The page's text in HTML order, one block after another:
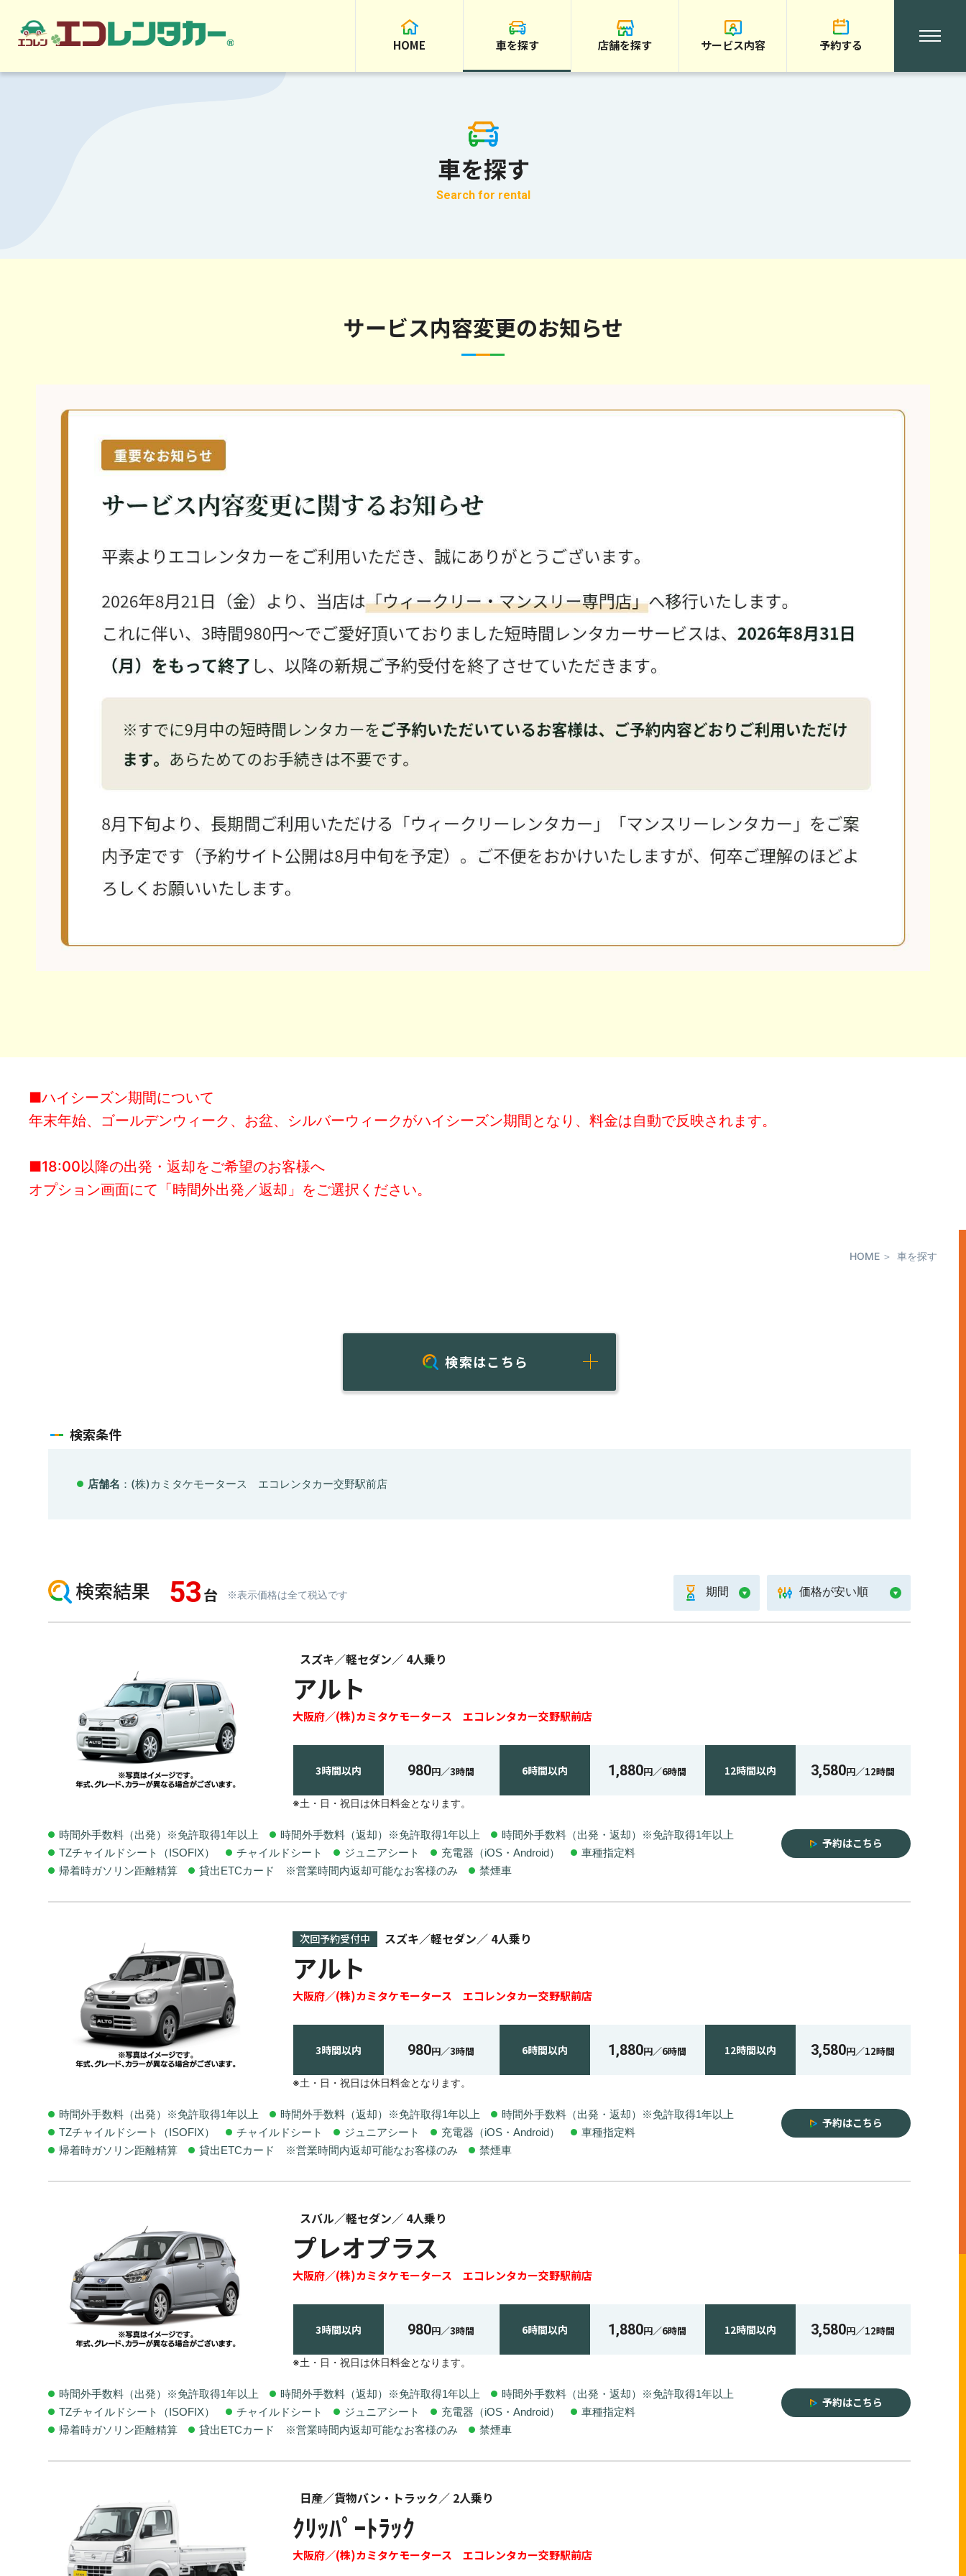
HOME 車を探す 店舗を探す サービス内容 予約する
車を探す
Search for rental
サービス内容変更のお知らせ
■ハイシーズン期間について
年末年始、ゴールデンウィーク、お盆、シルバーウィークがハイシーズン期間となり、料金は自動で反映されます。
■18:00以降の出発・返却をご希望のお客様へ
オプション画面にて「時間外出発／返却」をご選択ください。
HOME 車を探す
検索はこちら
検索条件
店舗名 ： (株)カミタケモータース エコレンタカー交野駅前店
検索結果 53台 ※表示価格は全て税込です
スズキ 軽セダン 4人乗り
アルト
大阪府 (株)カミタケモータース エコレンタカー交野駅前店
3時間以内 980円／3時間 6時間以内 1,880円／6時間 12時間以内 3,580円／12時間
※土・日・祝日は休日料金となります。
時間外手数料（出発）※免許取得1年以上 時間外手数料（返却）※免許取得1年以上
時間外手数料（出発・返却）※免許取得1年以上
TZチャイルドシート（ISOFIX）
チャイルドシート ジュニアシート 充電器（iOS・Android）
車種指定料
帰着時ガソリン距離精算
貸出ETCカード ※営業時間内返却可能なお客様のみ 禁煙車
予約はこちら
次回予約受付中 スズキ 軽セダン 4人乗り
アルト
大阪府 (株)カミタケモータース エコレンタカー交野駅前店
3時間以内 980円／3時間 6時間以内 1,880円／6時間 12時間以内 3,580円／12時間
※土・日・祝日は休日料金となります。
時間外手数料（出発）※免許取得1年以上 時間外手数料（返却）※免許取得1年以上
時間外手数料（出発・返却）※免許取得1年以上
TZチャイルドシート（ISOFIX）
チャイルドシート ジュニアシート 充電器（iOS・Android）
車種指定料
帰着時ガソリン距離精算
貸出ETCカード ※営業時間内返却可能なお客様のみ 禁煙車
予約はこちら
スバル 軽セダン 4人乗り
プレオプラス
大阪府 (株)カミタケモータース エコレンタカー交野駅前店
3時間以内 980円／3時間 6時間以内 1,880円／6時間 12時間以内 3,580円／12時間
※土・日・祝日は休日料金となります。
時間外手数料（出発）※免許取得1年以上 時間外手数料（返却）※免許取得1年以上
時間外手数料（出発・返却）※免許取得1年以上
TZチャイルドシート（ISOFIX）
チャイルドシート ジュニアシート 充電器（iOS・Android）
車種指定料
帰着時ガソリン距離精算
貸出ETCカード ※営業時間内返却可能なお客様のみ 禁煙車
予約はこちら
日産 貨物バン・トラック 2人乗り
ｸﾘｯﾊﾟｰﾄﾗｯｸ
大阪府 (株)カミタケモータース エコレンタカー交野駅前店